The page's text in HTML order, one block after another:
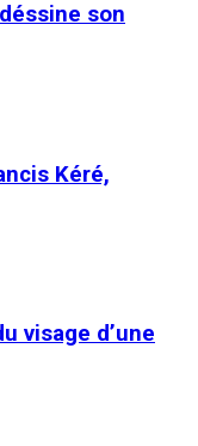
son
Kéré,
visage d’une